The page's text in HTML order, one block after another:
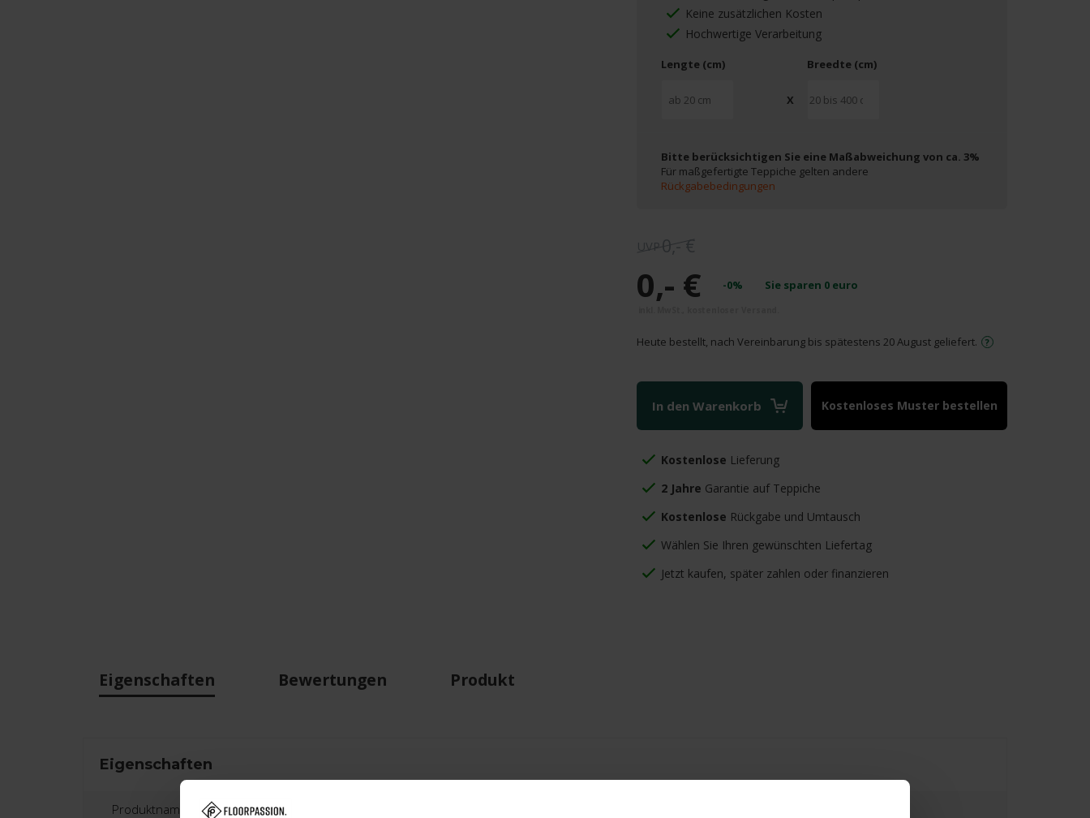
Keine zusätzlichen Kosten
Hochwertige Verarbeitung
Lengte (cm) Breedte (cm)
X
Bitte berücksichtigen Sie eine Maßabweichung von ca. 3%
Für maßgefertigte Teppiche gelten andere
Rückgabebedingungen
0,- €
0,- € -0% Sie sparen 0euro
Heute bestellt, nach Vereinbarung bis spätestens 20 August geliefert.
In den Warenkorb Kostenloses Muster bestellen
Kostenlose Lieferung
2 Jahre Garantie auf Teppiche
Kostenlose Rückgabe und Umtausch
Wählen Sie Ihren gewünschten Liefertag
Jetzt kaufen, später zahlen oder finanzieren
Eigenschaften Bewertungen Produkt
Eigenschaften
Produktname: